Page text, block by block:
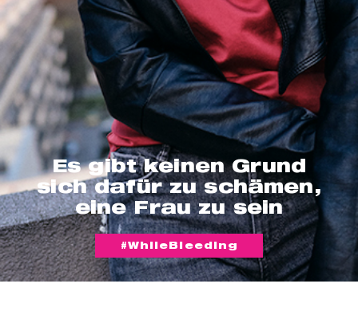
Es gibt keinen Grund
sich dafür zu schämen,
eine Frau zu sein
#WhileBleeding